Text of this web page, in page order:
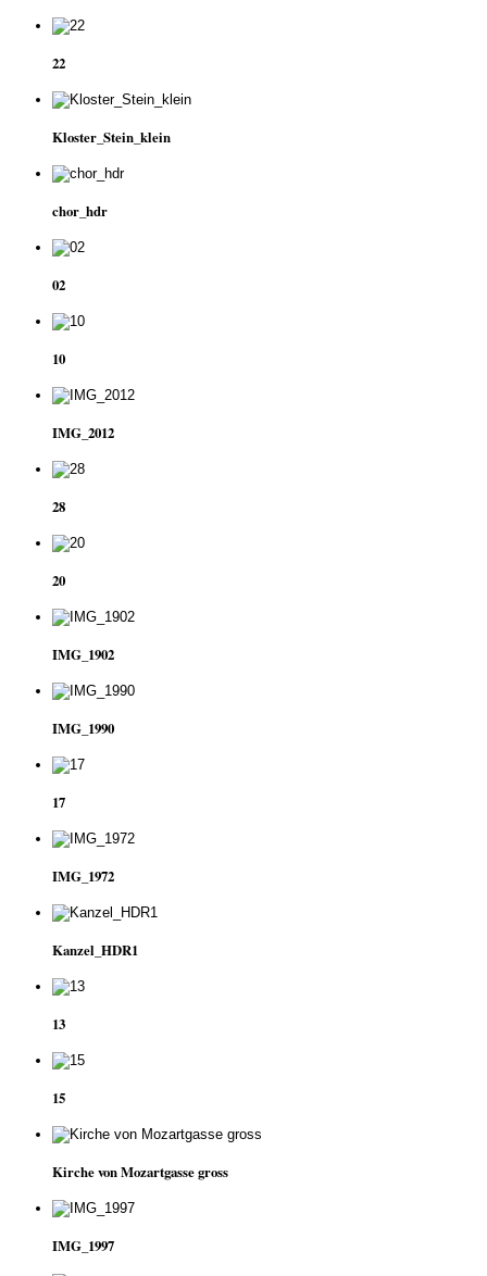
22
Kloster_Stein_klein
chor_hdr
02
10
IMG_2012
28
20
IMG_1902
IMG_1990
17
IMG_1972
Kanzel_HDR1
13
15
Kirche von Mozartgasse gross
IMG_1997